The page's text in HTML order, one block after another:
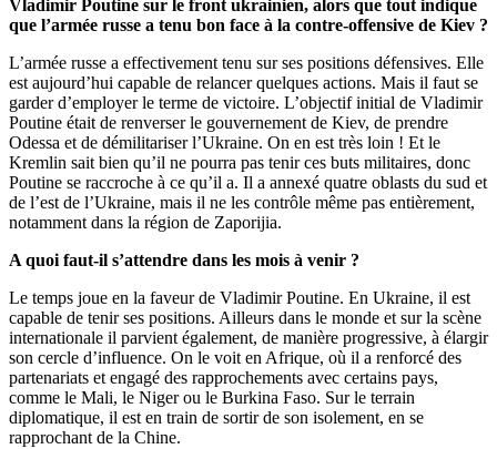
Vladimir Poutine sur le front ukrainien, alors que tout indique
que l’armée russe a tenu bon face à la contre-offensive de Kiev ?
L’armée russe a effectivement tenu sur ses positions défensives. Elle
est aujourd’hui capable de relancer quelques actions. Mais il faut se
garder d’employer le terme de victoire. L’objectif initial de Vladimir
Poutine était de renverser le gouvernement de Kiev, de prendre
Odessa et de démilitariser l’Ukraine. On en est très loin ! Et le
Kremlin sait bien qu’il ne pourra pas tenir ces buts militaires, donc
Poutine se raccroche à ce qu’il a. Il a annexé quatre oblasts du sud et
de l’est de l’Ukraine, mais il ne les contrôle même pas entièrement,
notamment dans la région de Zaporijia.
A quoi faut-il s’attendre dans les mois à venir ?
Le temps joue en la faveur de Vladimir Poutine. En Ukraine, il est
capable de tenir ses positions. Ailleurs dans le monde et sur la scène
internationale il parvient également, de manière progressive, à élargir
son cercle d’influence. On le voit en Afrique, où il a renforcé des
partenariats et engagé des rapprochements avec certains pays,
comme le Mali, le Niger ou le Burkina Faso. Sur le terrain
diplomatique, il est en train de sortir de son isolement, en se
rapprochant de la Chine.